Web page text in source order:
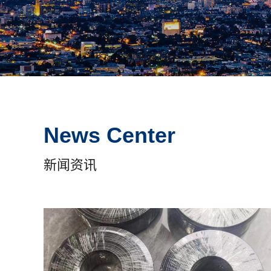
News Center
新闻资讯